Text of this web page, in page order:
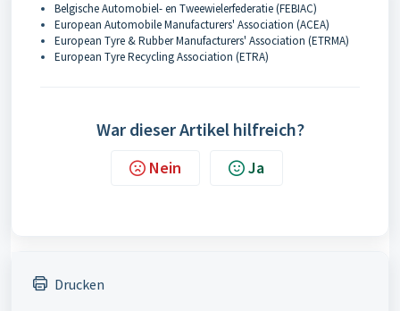
Belgische Automobiel- en Tweewielerfederatie (FEBIAC)
European Automobile Manufacturers' Association (ACEA)
European Tyre & Rubber Manufacturers' Association (ETRMA)
European Tyre Recycling Association (ETRA)
War dieser Artikel hilfreich?
Nein Ja
Drucken